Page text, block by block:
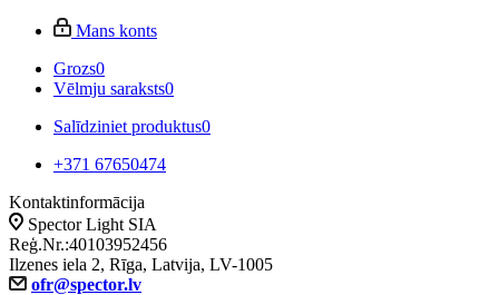
Mans konts
Grozs0
Vēlmju saraksts0
Salīdziniet produktus0
+371 67650474
Kontaktinformācija
Spector Light SIA
Reģ.Nr.:40103952456
Ilzenes iela 2, Rīga, Latvija, LV-1005
ofr@spector.lv